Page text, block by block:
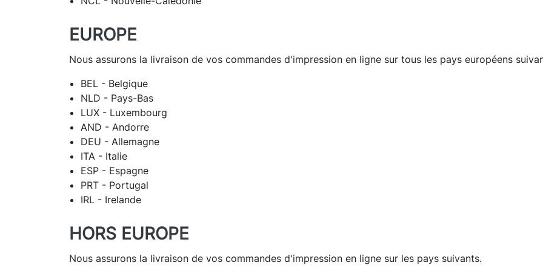
EUROPE
Nous assurons la livraison de vos commandes d'impression en ligne sur tous les pays européens
BEL - Belgique
NLD - Pays-Bas
LUX - Luxembourg
AND - Andorre
DEU - Allemagne
ITA - Italie
ESP - Espagne
PRT - Portugal
IRL - Irelande
HORS EUROPE
Nous assurons la livraison de vos commandes d'impression en ligne sur les pays suivants.